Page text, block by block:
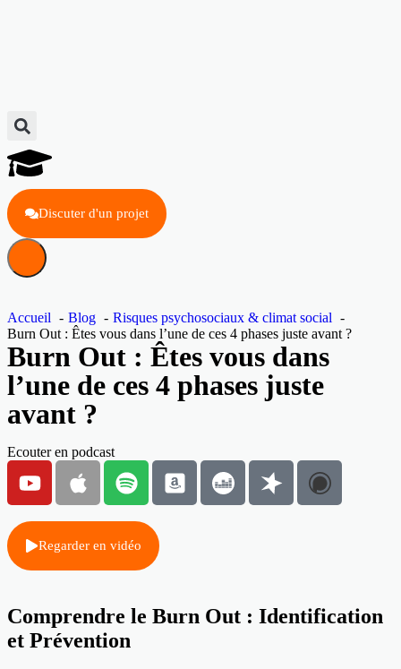
Discuter d'un projet
Accueil Blog
Risques psychosociaux & climat social
Burn Out : Êtes vous dans l’une de ces 4 phases juste avant ?
Burn Out : Êtes vous dans
l’une de ces 4 phases juste
avant ?
Ecouter en podcast
Regarder en vidéo
Comprendre le Burn Out : Identification
et Prévention